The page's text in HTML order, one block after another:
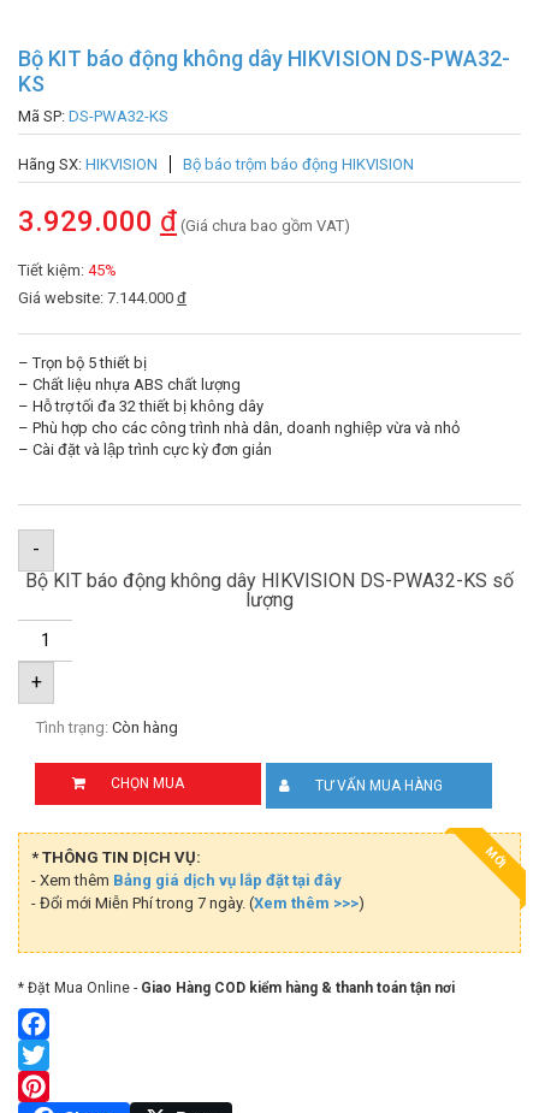
Bộ KIT báo động không dây HIKVISION DS-PWA32-
KS
Mã SP: DS-PWA32-KS
Hãng SX: HIKVISION Bộ báo trộm báo động HIKVISION
3.929.000 đ (Giá chưa bao gồm VAT)
Tiết kiệm: 45%
Giá website: 7.144.000 đ
– Trọn bộ 5 thiết bị
– Chất liệu nhựa ABS chất lượng
– Hỗ trợ tối đa 32 thiết bị không dây
– Phù hợp cho các công trình nhà dân, doanh nghiệp vừa và nhỏ
– Cài đặt và lập trình cực kỳ đơn giản
-
Bộ KIT báo động không dây HIKVISION DS-PWA32-KS số
lượng
+
Tình trạng: Còn hàng
CHỌN MUA TƯ VẤN MUA HÀNG
MỚI
* THÔNG TIN DỊCH VỤ:
- Xem thêm Bảng giá dịch vụ lắp đặt tại đây
- Đổi mới Miễn Phí trong 7 ngày. (Xem thêm >>>)
* Đặt Mua Online - Giao Hàng COD kiểm hàng & thanh toán tận nơi
Facebook
Twitter